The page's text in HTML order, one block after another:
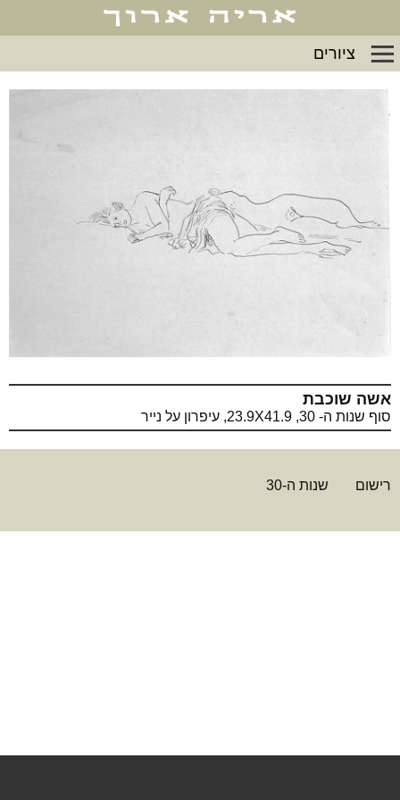
ציורים
אשה שוכבת
סוף שנות ה- 30, 23.9X41.9, עיפרון על נייר
רישום שנות ה-30